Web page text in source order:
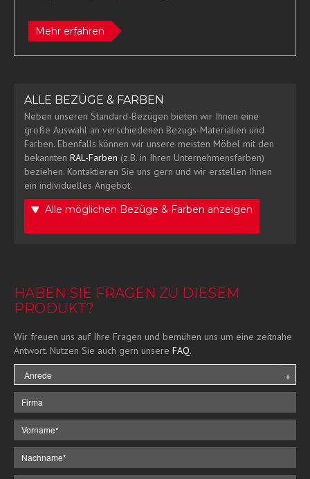
Mehr erfahren
ALLE BEZÜGE & FARBEN
Neben unseren Standard-Bezügen bieten wir Ihnen eine
große Auswahl an verschiedenen Bezugs-Materialien und
Farben. Ebenfalls können wir unsere meisten Möbel mit den
bekannten RAL-Farben (z.B. in Ihren Unternehmensfarben)
beziehen. Kontaktieren Sie uns gern und wir erstellen Ihnen
ein individuelles Angebot.
Alle möglichen Bezüge & Farben anzeigen
HABEN SIE FRAGEN ZU DIESEM
PRODUKT?
Wir freuen uns auf Ihre Fragen und bemühen uns um eine zeitnahe
Antwort. Nutzen Sie auch gern unsere FAQ.